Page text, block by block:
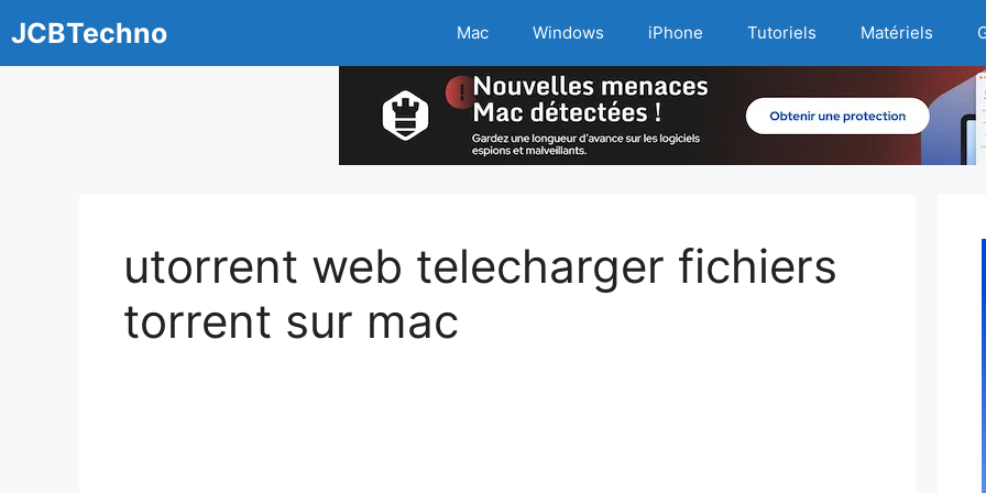
au
contenu
JCBTechno Mac Windows iPhone Tutoriels Matériels
utorrent web telecharger fichiers
torrent sur mac